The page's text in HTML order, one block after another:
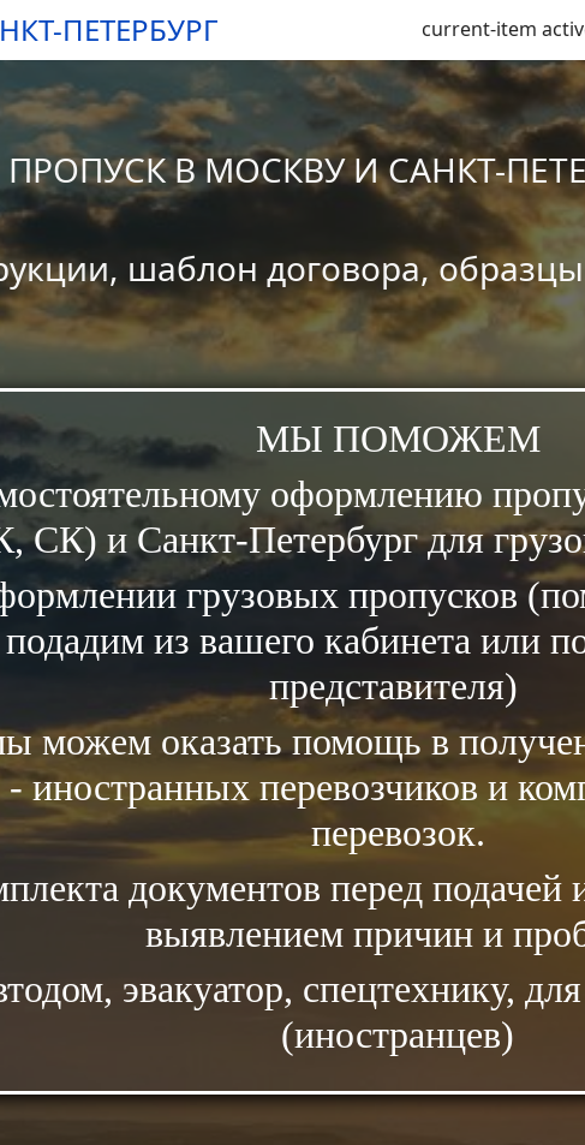
ПЕТЕРБУРГ current-item
В МОСКВУ И САНКТ-
шаблон договора,
МЫ ПОМОЖЕМ
оформлению
СК) и Санкт-Петербург для
грузовых пропусков
из вашего кабинета или
представителя)
можем оказать помощь в
- иностранных перевозчиков и
перевозок.
документов перед подачей
выявлением причин и
эвакуатор, спецтехнику,
(иностранцев)